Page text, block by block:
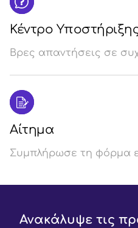
Κέντρο
Βρες απαντήσεις σε
Αίτημα
Συμπλήρωσε τη φόρμα
Ανακάλυψε τις